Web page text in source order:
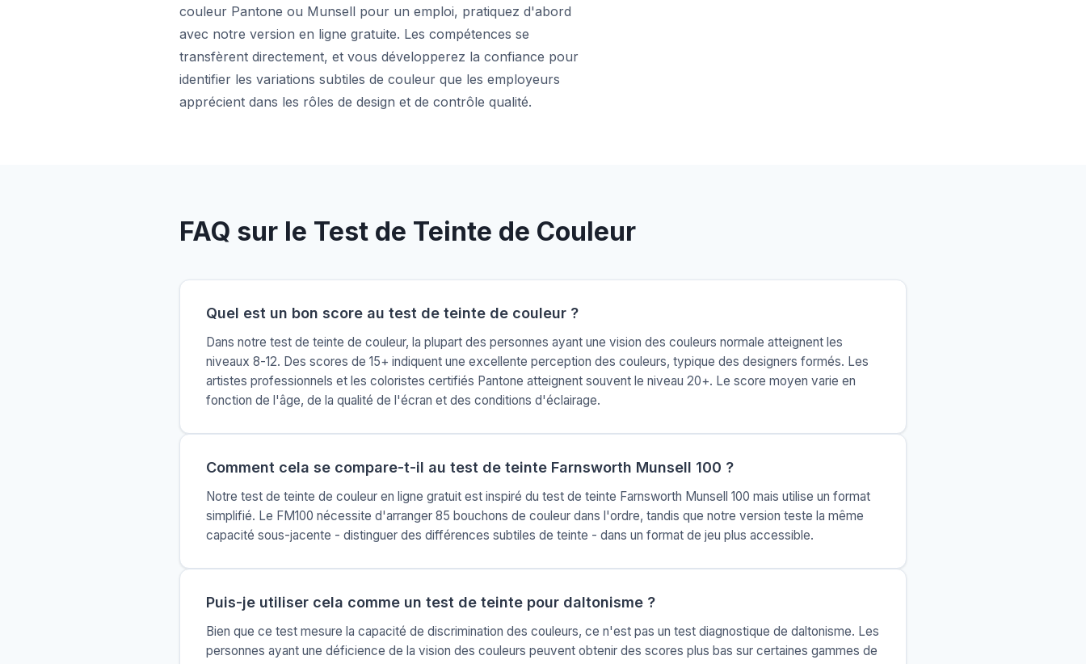
couleur Pantone ou Munsell pour un emploi, pratiquez d'abord
avec notre version en ligne gratuite. Les compétences se
transfèrent directement, et vous développerez la confiance pour
identifier les variations subtiles de couleur que les employeurs
apprécient dans les rôles de design et de contrôle qualité.
FAQ sur le Test de Teinte de Couleur
Quel est un bon score au test de teinte de couleur ?
Dans notre test de teinte de couleur, la plupart des personnes ayant une vision des couleurs normale atteignent les
niveaux 8-12. Des scores de 15+ indiquent une excellente perception des couleurs, typique des designers formés. Les
artistes professionnels et les coloristes certifiés Pantone atteignent souvent le niveau 20+. Le score moyen varie en
fonction de l'âge, de la qualité de l'écran et des conditions d'éclairage.
Comment cela se compare-t-il au test de teinte Farnsworth Munsell 100 ?
Notre test de teinte de couleur en ligne gratuit est inspiré du test de teinte Farnsworth Munsell 100 mais utilise un format
simplifié. Le FM100 nécessite d'arranger 85 bouchons de couleur dans l'ordre, tandis que notre version teste la même
capacité sous-jacente - distinguer des différences subtiles de teinte - dans un format de jeu plus accessible.
Puis-je utiliser cela comme un test de teinte pour daltonisme ?
Bien que ce test mesure la capacité de discrimination des couleurs, ce n'est pas un test diagnostique de daltonisme. Les
personnes ayant une déficience de la vision des couleurs peuvent obtenir des scores plus bas sur certaines gammes de